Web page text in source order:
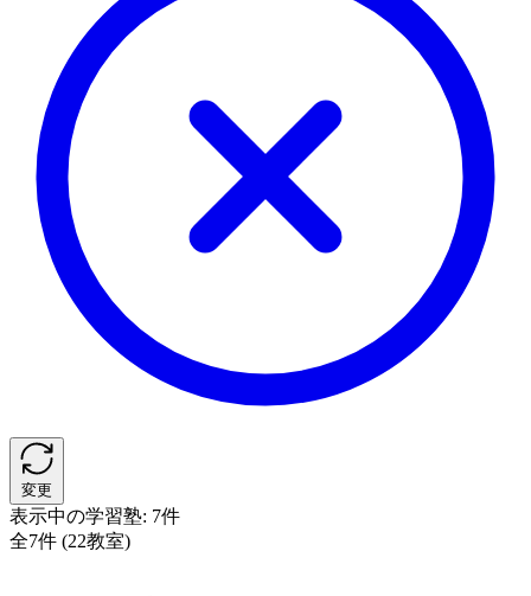
変更
表示中の学習塾: 7件
全7件 (22教室)